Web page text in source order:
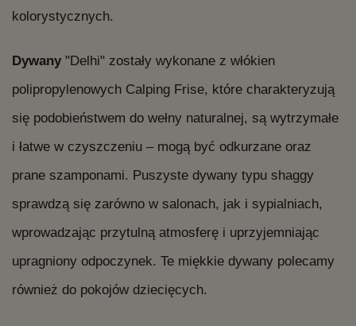
kolorystycznych.
Dywany "Delhi" zostały wykonane z włókien
polipropylenowych Calping Frise, które charakteryzują
się podobieństwem do wełny naturalnej, są wytrzymałe
i łatwe w czyszczeniu – mogą być odkurzane oraz
prane szamponami. Puszyste dywany typu shaggy
sprawdzą się zarówno w salonach, jak i sypialniach,
wprowadzając przytulną atmosferę i uprzyjemniając
upragniony odpoczynek. Te miękkie dywany polecamy
również do pokojów dziecięcych.